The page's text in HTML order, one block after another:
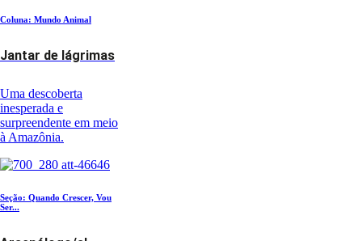
Coluna: Mundo Animal
Jantar de lágrimas
Uma descoberta
inesperada e
surpreendente em meio
à Amazônia.
Seção: Quando Crescer, Vou
Ser...